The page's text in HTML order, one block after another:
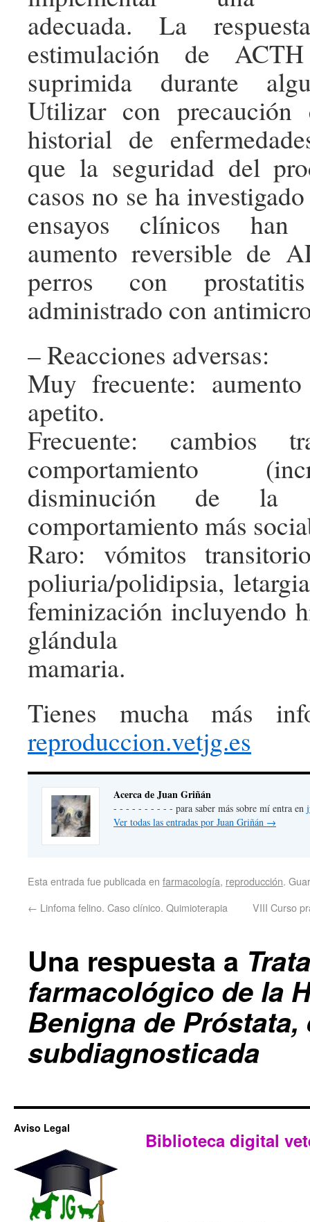
adecuada. La
estimulación de
suprimida durante
Utilizar con precaución
historial de
que la seguridad del
casos no se ha
ensayos clínicos han
aumento reversible de
perros con
administrado con
– Reacciones adversas:
Muy frecuente:
apetito.
Frecuente: cambios
comportamiento
disminución de la
comportamiento más
Raro: vómitos
poliuria/polidipsia,
feminización incluyendo
glándula
mamaria.
Tienes mucha más
reproduccion.vetjg.es
Acerca de Juan Griñán
- - - - - - - - - - para saber más sobre mí entra en
Ver todas las entradas por Juan Griñán →
Esta entrada fue publicada en farmacología, reproducción.
← Linfoma felino. Caso clínico. Quimioterapia VIII Curso
Una respuesta a
farmacológico de la
Benigna de Próstata,
subdiagnosticada
Aviso Legal
Biblioteca digital